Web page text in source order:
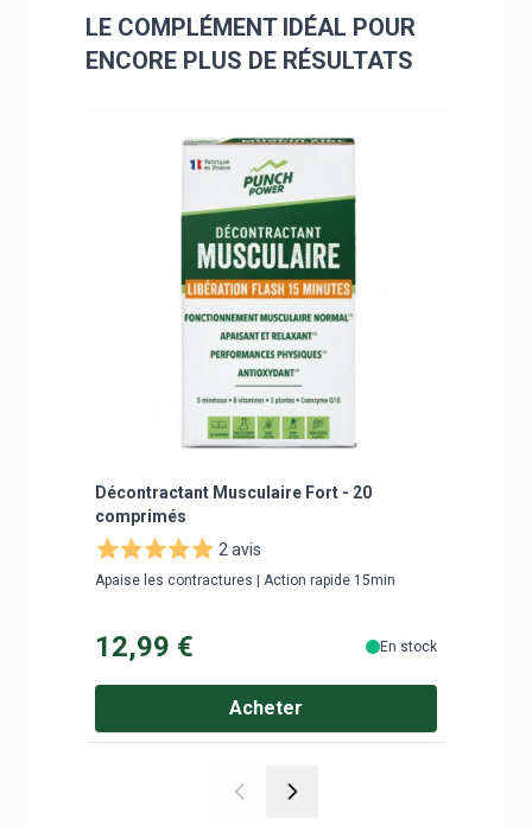
LE COMPLÉMENT IDÉAL POUR
ENCORE PLUS DE RÉSULTATS
Décontractant Musculaire Fort - 20
comprimés
2 avis
Apaise les contractures | Action rapide 15min
12,99 € En stock
Acheter